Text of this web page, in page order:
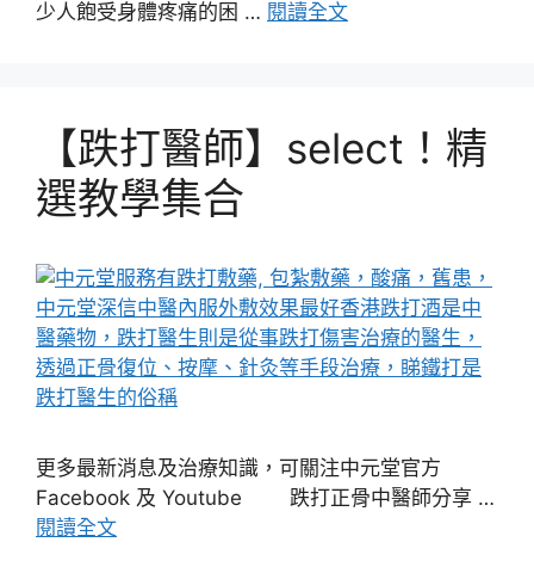
少人飽受身體疼痛的困 … 閱讀全文
【跌打醫師】select！精
選教學集合
更多最新消息及治療知識，可關注中元堂官方
Facebook 及 Youtube 跌打正骨中醫師分享 …
閱讀全文